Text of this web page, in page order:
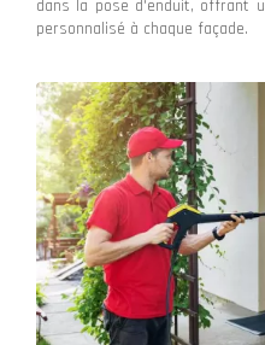
dans la pose d'enduit, offrant
personnalisé à chaque façade.